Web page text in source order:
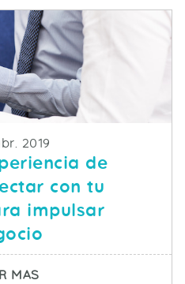
de publicacion
2019
de
con tu
impulsar
MASSOBRE DISEÑO DE